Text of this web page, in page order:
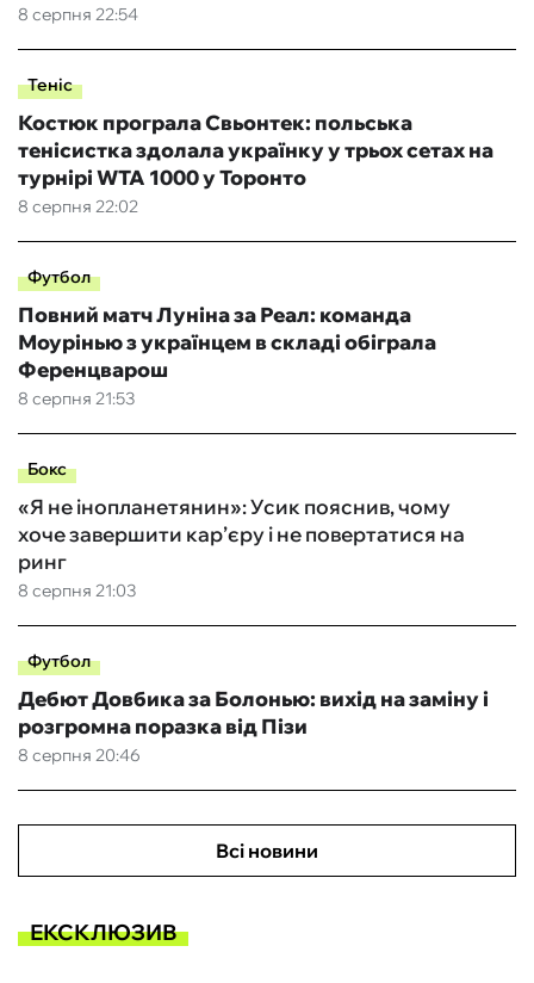
8 серпня 22:54
Теніс
8 серпня 22:02
Костюк програла Свьонтек: польська
тенісистка здолала українку у трьох сетах на
турнірі WTA 1000 у Торонто
Футбол
8 серпня 21:53
Повний матч Луніна за Реал: команда
Моурінью з українцем в складі обіграла
Ференцварош
Бокс
8 серпня 21:03
«Я не інопланетянин»: Усик пояснив, чому
хоче завершити кар’єру і не повертатися на
ринг
Футбол
8 серпня 20:46
Дебют Довбика за Болонью: вихід на заміну і
розгромна поразка від Пізи
Всі новини
ЕКСКЛЮЗИВ